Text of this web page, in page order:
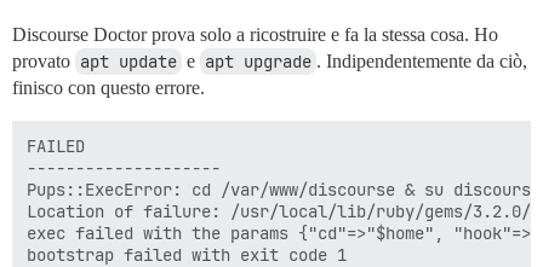
Discourse Doctor prova solo a ricostruire e fa la stessa cosa. Ho
provato apt update e apt upgrade . Indipendentemente da ciò,
finisco con questo errore.
FAILED
--------------------
Pups::ExecError: cd /var/www/discourse & su
Location of failure: /usr/local/lib/ruby/gems/3.2.0/
exec failed with the params {"cd"=>"$home",
bootstrap failed with exit code 1